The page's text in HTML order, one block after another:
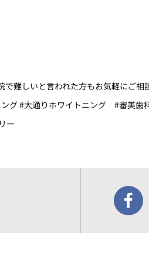
難しいと言われた方もお気軽にご相
グ #大通りホワイトニング #審美歯
ー